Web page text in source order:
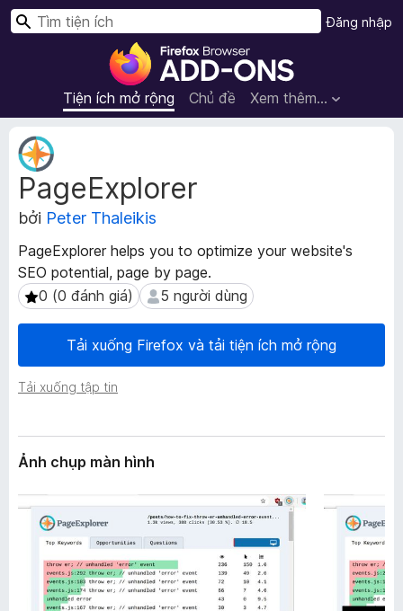
T
ệ
n
ì
n
h
d
y
i
f
o
Tiện ích mở rộng Chủ đề Xem thêm…
Đăng nhập
T
m
PageExplorer
bởi Peter Thaleikis
PageExplorer helps you to optimize your website's
SEO potential, page by page.
0 (0 đánh giá)
0 (0 đánh giá) 5 người dùng
5 người dùng
Tải xuống Firefox và tải tiện ích mở rộng
Tải xuống tập tin
S
i
ê
u
d
l
i
ệ
u
r
ộ
Ảnh chụp màn hình